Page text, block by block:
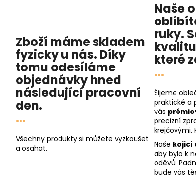
Zboží máme skladem
fyzicky u nás. Díky
tomu odesíláme
objednávky hned
následující pracovní
den.
...
Všechny produkty si můžete vyzkoušet
a osahat.
Naše
ruky.
kvalitu
které
...
Šijeme
praktické a
vás
precizní
krejčovými.
Naše kojicí
aby bylo k
oděvů.
bude vás